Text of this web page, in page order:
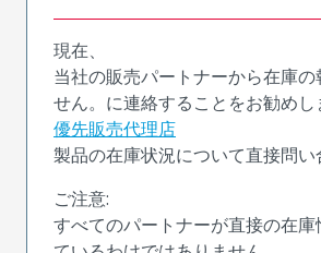
現在、
当社の販売パートナーから在庫の
せん。に連絡することをお勧めし
優先販売代理店
製品の在庫状況について直接問い
ご注意:
すべてのパートナーが直接の在庫